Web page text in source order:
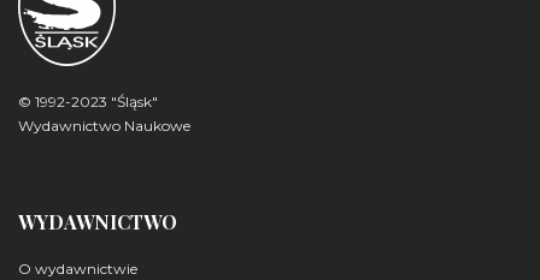
© 1992-2023 "Śląsk"
Wydawnictwo Naukowe
WYDAWNICTWO
O wydawnictwie